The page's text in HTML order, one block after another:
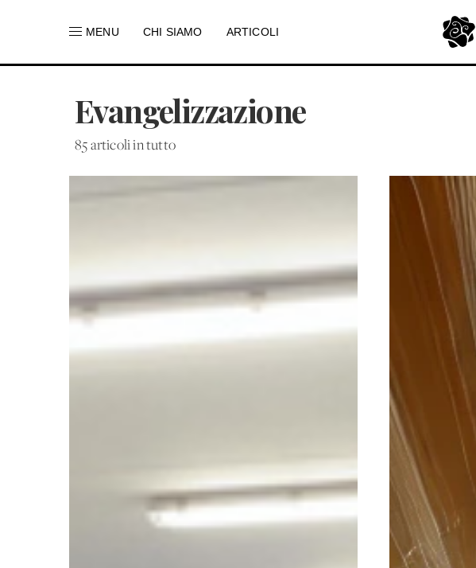
MENU CHI SIAMO ARTICOLI
Evangelizzazione
85 articoli in tutto